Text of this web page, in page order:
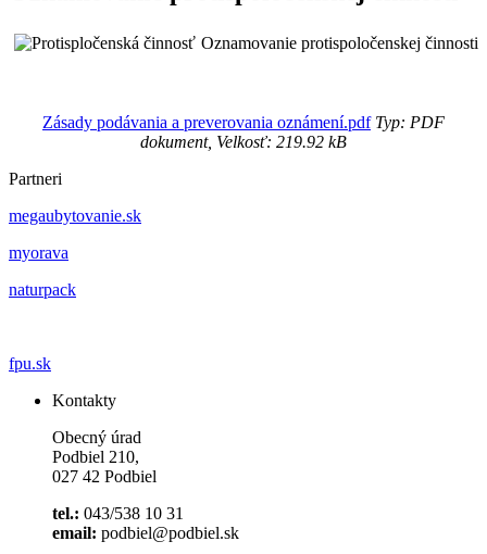
Oznamovanie protispoločenskej činnosti
Zásady podávania a preverovania oznámení.pdfTyp: PDF
dokument, Velkosť: 219.92 kB
Partneri
megaubytovanie.sk
myorava
naturpack
fpu.sk
Kontakty
Obecný úrad
Podbiel 210,
027 42 Podbiel
tel.: 043/538 10 31
email: podbiel@podbiel.sk